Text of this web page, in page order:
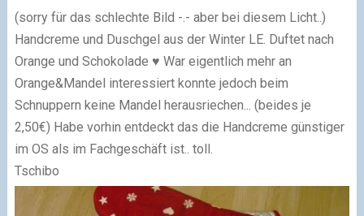
(sorry für das schlechte Bild -.- aber bei diesem Licht..)
Handcreme und Duschgel aus der Winter LE. Duftet nach
Orange und Schokolade ♥ War eigentlich mehr an
Orange&Mandel interessiert konnte jedoch beim
Schnuppern keine Mandel herausriechen... (beides je
2,50€) Habe vorhin entdeckt das die Handcreme günstiger
im OS als im Fachgeschäft ist.. toll.
Tschibo